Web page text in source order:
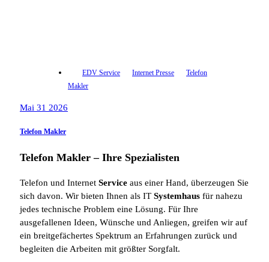
EDV Service Internet Presse
Telefon
Makler
Mai 31 2026
Telefon Makler
Telefon Makler – Ihre Spezialisten
Telefon und Internet Service aus einer Hand, überzeugen Sie
sich davon. Wir bieten Ihnen als IT Systemhaus für nahezu
jedes technische Problem eine Lösung. Für Ihre
ausgefallenen Ideen, Wünsche und Anliegen, greifen wir auf
ein breitgefächertes Spektrum an Erfahrungen zurück und
begleiten die Arbeiten mit größter Sorgfalt.